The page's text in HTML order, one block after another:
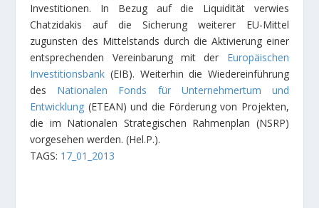
Investitionen. In Bezug auf die Liquidität verwies
Chatzidakis auf die Sicherung weiterer EU-Mittel
zugunsten des Mittelstands durch die Aktivierung einer
entsprechenden Vereinbarung mit der Europäischen
Investitionsbank (EIB). Weiterhin die Wiedereinführung
des Nationalen Fonds für Unternehmertum und
Entwicklung (ETEAN) und die Förderung von Projekten,
die im Nationalen Strategischen Rahmenplan (NSRP)
vorgesehen werden. (Hel.P.).
TAGS: 17_01_2013